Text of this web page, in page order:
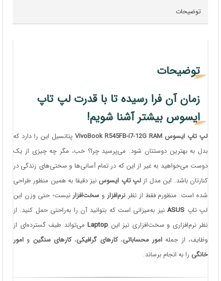
توضیحات
توضیحات
زمان آن فرا رسیده تا با قدرت لپ تاپ
ایسوس بیشتر آشنا شویم!
لپ تاپ ایسوس VivoBook R545FB-i7-12G RAM
پتانسیل این را دارد که
بدل به بهترین دوستتان شود. می‌پرسید چرا؟ خب، مگر چه چیزی از یک
دوست می‌خواهید به غیر از این که در تمام آسانی‌ها و سختی‌های زندگی در
کنارتان باشد. این مدل ازلپ تاپ ایسوس نیز دقیقا به همین منظور طراحی
شده است. منظورم فقط از نظر نرم‌افزارو سخت‌افزارنیست؛ حتی وزن این
لپ تاپ ASUSنیز به‌میزانی است که بتوانید آن را به‌راحتی حمل کنید. از
نظر نرم‌افزاری و سخت‌افزاری نیز این Laptop می‌تواند طیف گسترده‌ای از
وظایف، از جمله امور محساباتی،کارهای گرافیکی،کارهای سنگین و امور
خانگی را به انجام برساند.